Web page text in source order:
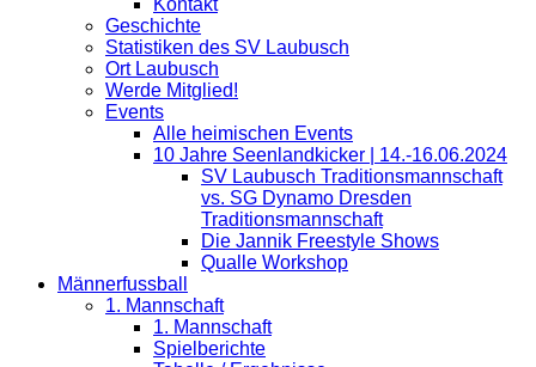
Kontakt
Geschichte
Statistiken des SV Laubusch
Ort Laubusch
Werde Mitglied!
Events
Alle heimischen Events
10 Jahre Seenlandkicker | 14.-16.06.2024
SV Laubusch Traditionsmannschaft
vs. SG Dynamo Dresden
Traditionsmannschaft
Die Jannik Freestyle Shows
Qualle Workshop
Männerfussball
1. Mannschaft
1. Mannschaft
Spielberichte